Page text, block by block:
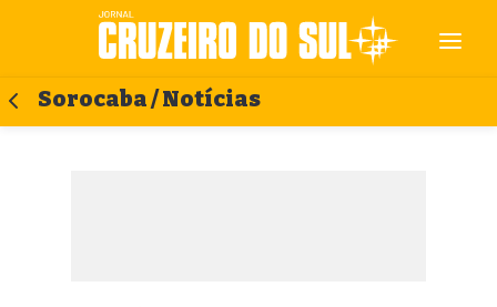
Sorocaba / Notícias